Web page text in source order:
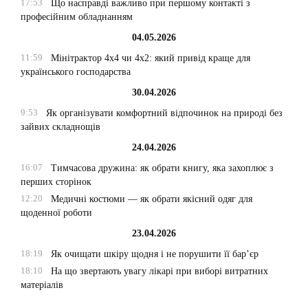
17:53
Що насправді важливо при першому контакті з
професійним обладнанням
04.05.2026
11:59
Мінітрактор 4х4 чи 4х2: який привід краще для
українського господарства
30.04.2026
9:53
Як організувати комфортний відпочинок на природі без
зайвих складнощів
24.04.2026
16:07
Тимчасова дружина: як обрати книгу, яка захоплює з
перших сторінок
12:20
Медичні костюми — як обрати якісний одяг для
щоденної роботи
23.04.2026
18:19
Як очищати шкіру щодня і не порушити її бар’єр
18:10
На що звертають увагу лікарі при виборі витратних
матеріалів